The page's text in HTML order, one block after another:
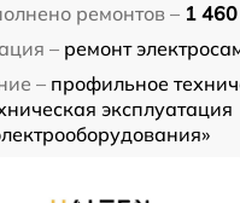
ремонтов – 1 460
– ремонт
– профильное
эксплуатация